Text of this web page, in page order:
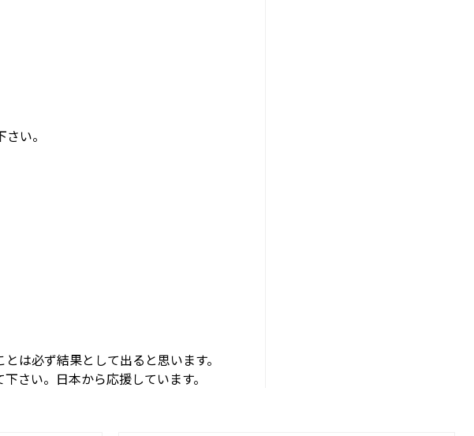
い。
は必ず結果として出ると思います。
さい。日本から応援しています。